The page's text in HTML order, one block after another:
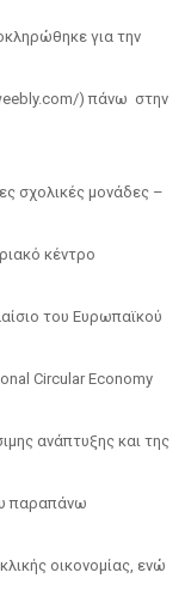
για την
) πάνω στην
σχολικές μονάδες –
κέντρο
του Ευρωπαϊκού
Circular Economy
ανάπτυξης και της
παραπάνω
οικονομίας, ενώ